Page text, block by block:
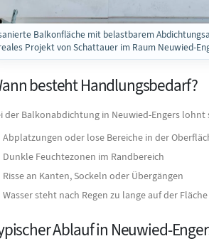
Balkonfläche mit belastbarem
Projekt von Schattauer im Raum Neuwied-
besteht Handlungsbedarf?
der Balkonabdichtung in Neuwied-Engers
Abplatzungen oder lose Bereiche in der
Dunkle Feuchtezonen im Randbereich
Risse an Kanten, Sockeln oder Übergängen
Wasser steht nach Regen zu lange auf der Fläche
Ablauf in Neuwied-